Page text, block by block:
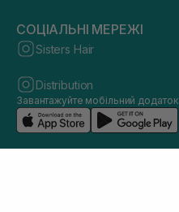
СОЦІАЛЬНІ МЕРЕЖІ
Sisters Hair
Distribution
Завантажуйте мобільний додаток